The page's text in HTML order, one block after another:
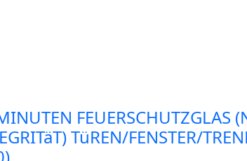
FEUERSCHUTZGLAS
TüREN/FENSTER/